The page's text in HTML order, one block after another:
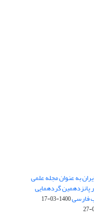
به عنوان مجله علمی
فارسی زبان در سال 1399 در پانزدهمین گردهمایی
فارسی1400-03-17